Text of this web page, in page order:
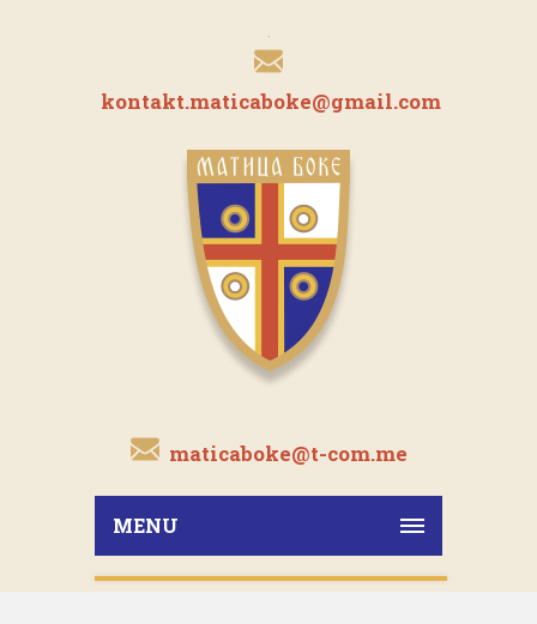
kontakt.maticaboke@gmail.com
maticaboke@t-com.me
MENU